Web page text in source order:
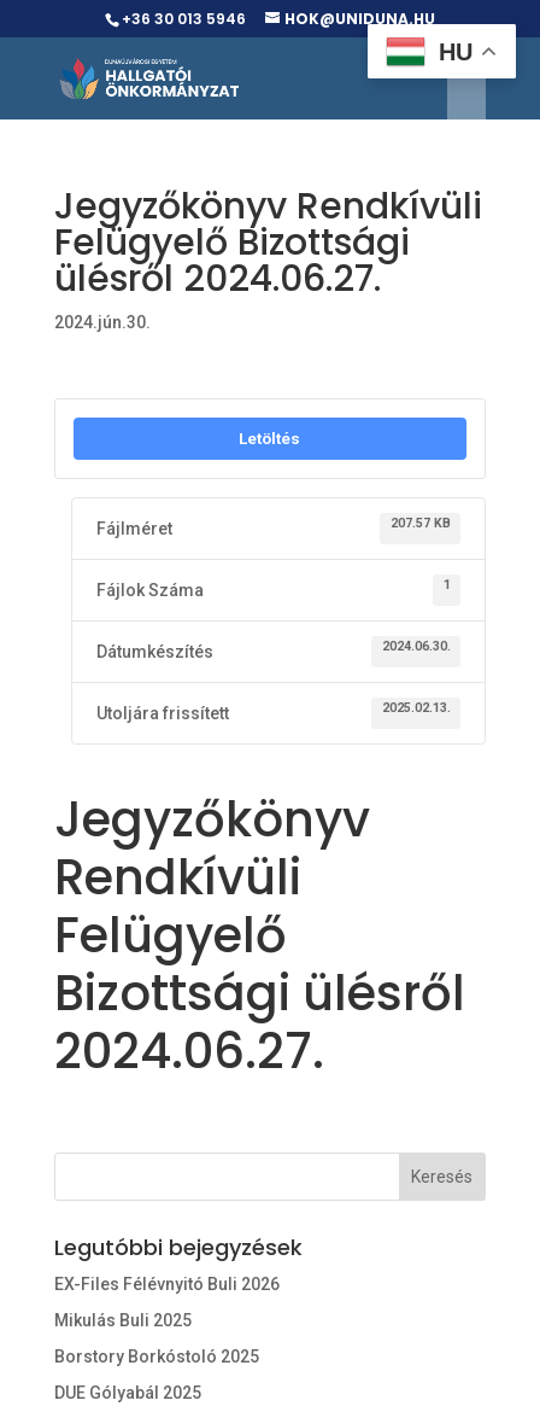
+36 30 013 5946 HOK@UNIDUNA.HU
Jegyzőkönyv Rendkívüli
Felügyelő Bizottsági
ülésről 2024.06.27.
2024.jún.30.
Letöltés
Fájlméret 207.57 KB
Fájlok Száma 1
Dátumkészítés 2024.06.30.
Utoljára frissített 2025.02.13.
Jegyzőkönyv
Rendkívüli
Felügyelő
Bizottsági ülésről
2024.06.27.
Legutóbbi bejegyzések
EX-Files Félévnyitó Buli 2026
Mikulás Buli 2025
Borstory Borkóstoló 2025
DUE Gólyabál 2025
HU